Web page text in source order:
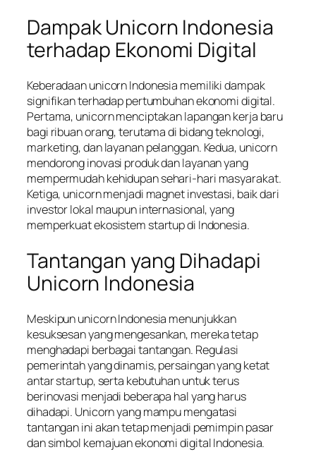
Dampak Unicorn Indonesia
terhadap Ekonomi Digital
Keberadaan unicorn Indonesia memiliki dampak
signifikan terhadap pertumbuhan ekonomi digital.
Pertama, unicorn menciptakan lapangan kerja baru
bagi ribuan orang, terutama di bidang teknologi,
marketing, dan layanan pelanggan. Kedua, unicorn
mendorong inovasi produk dan layanan yang
mempermudah kehidupan sehari-hari masyarakat.
Ketiga, unicorn menjadi magnet investasi, baik dari
investor lokal maupun internasional, yang
memperkuat ekosistem startup di Indonesia.
Tantangan yang Dihadapi
Unicorn Indonesia
Meskipun unicorn Indonesia menunjukkan
kesuksesan yang mengesankan, mereka tetap
menghadapi berbagai tantangan. Regulasi
pemerintah yang dinamis, persaingan yang ketat
antar startup, serta kebutuhan untuk terus
berinovasi menjadi beberapa hal yang harus
dihadapi. Unicorn yang mampu mengatasi
tantangan ini akan tetap menjadi pemimpin pasar
dan simbol kemajuan ekonomi digital Indonesia.